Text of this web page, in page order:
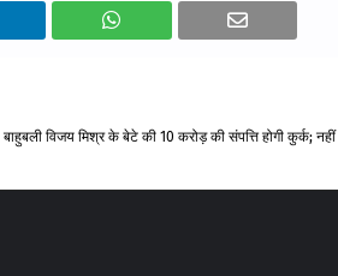
बाहुबली विजय मिश्र के बेटे की 10 करोड़ की संपत्ति होगी कुर्क;